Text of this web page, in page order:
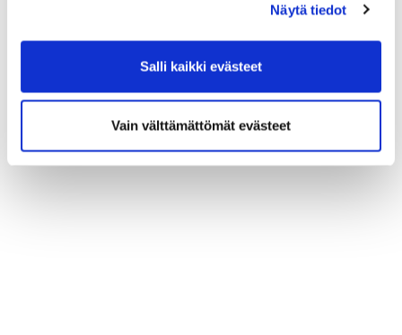
Näytä tiedot
Salli kaikki evästeet
Vain välttämättömät evästeet